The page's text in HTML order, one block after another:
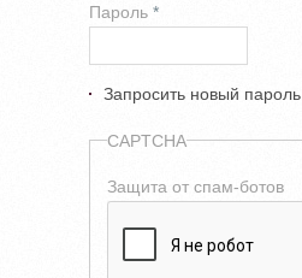
Пароль *
Запросить новый пароль
CAPTCHA
Защита от спам-ботов